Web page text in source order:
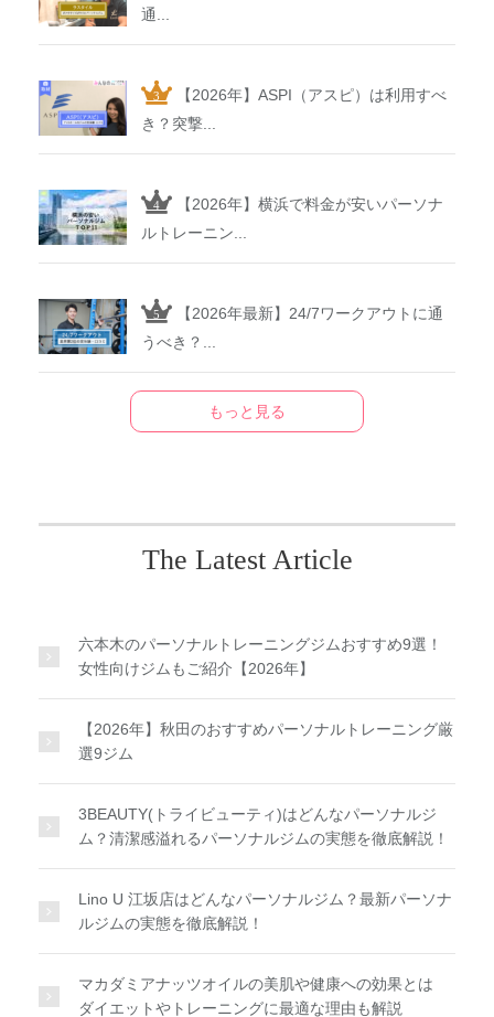
通...
【2026年】ASPI（アスピ）は利用すべ
き？突撃...
【2026年】横浜で料金が安いパーソナ
ルトレーニン...
【2026年最新】24/7ワークアウトに通
うべき？...
もっと見る
The Latest Article
六本木のパーソナルトレーニングジムおすすめ9選！
女性向けジムもご紹介【2026年】
【2026年】秋田のおすすめパーソナルトレーニング厳
選9ジム
3BEAUTY(トライビューティ)はどんなパーソナルジ
ム？清潔感溢れるパーソナルジムの実態を徹底解説！
Lino U 江坂店はどんなパーソナルジム？最新パーソナ
ルジムの実態を徹底解説！
マカダミアナッツオイルの美肌や健康への効果とは
ダイエットやトレーニングに最適な理由も解説